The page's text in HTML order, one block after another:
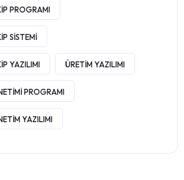
PROGRAMI
SISTEMI
YAZILIMI ÜRETIM YAZILIMI
PROGRAMI
YAZILIMI